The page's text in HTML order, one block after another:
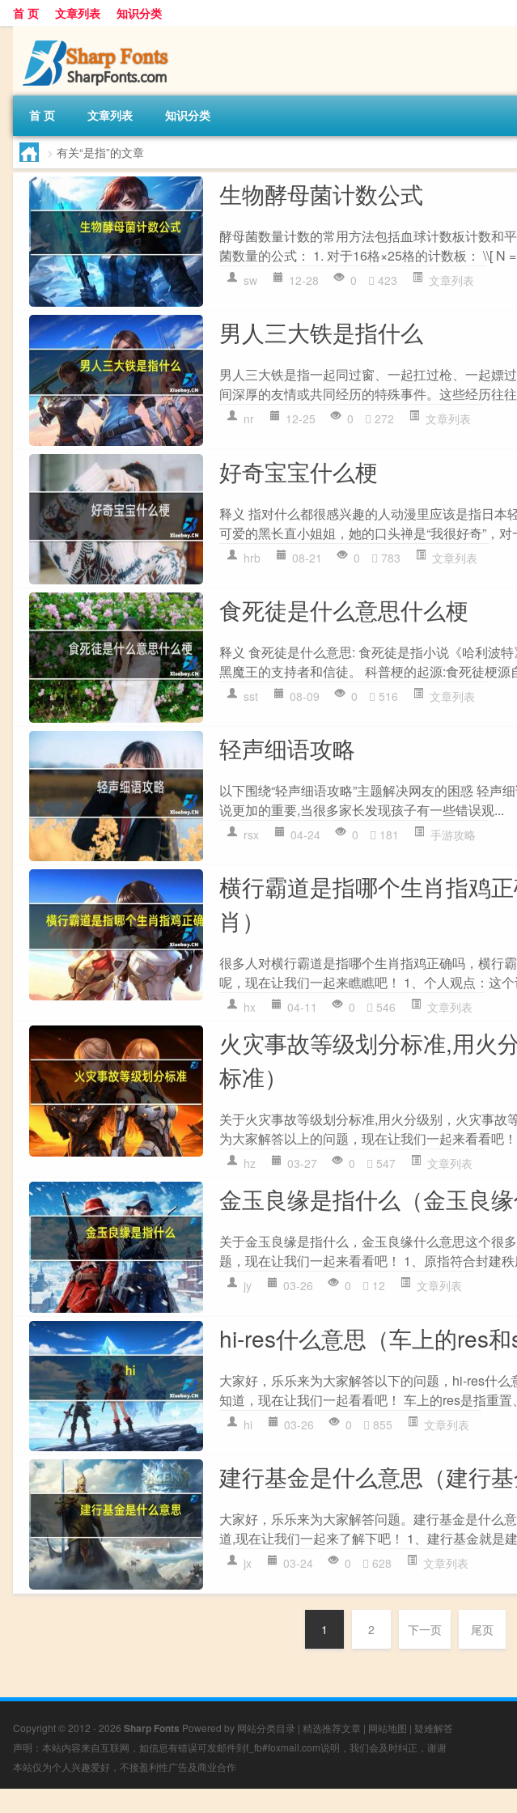
首 页 文章列表 知识分类
首 页 文章列表 知识分类
> 有关“是指”的文章
生物酵母菌计数公式
酵母菌数量计数的常用方法包括血球计数板计数和
菌数量的公式： 1. 对于16格×25格的计数板： \\[ N
sw 12-28 0 423 文章列表
男人三大铁是指什么
男人三大铁是指一起同过窗、一起扛过枪、一起嫖
间深厚的友情或共同经历的特殊事件。这些经历往
nr 12-25 0 272 文章列表
好奇宝宝什么梗
释义 指对什么都很感兴趣的人动漫里应该是指日本
可爱的黑长直小姐姐，她的口头禅是“我很好奇”，对
hrb 08-21 0 783 文章列表
食死徒是什么意思什么梗
释义 食死徒是什么意思: 食死徒是指小说《哈利波
黑魔王的支持者和信徒。 科普梗的起源:食死徒梗源
sst 08-09 0 516 文章列表
轻声细语攻略
以下围绕“轻声细语攻略”主题解决网友的困惑 轻声
说更加的重要,当很多家长发现孩子有一些错误观...
rsx 04-24 0 181 手游攻略
横行霸道是指哪个生肖指鸡
肖）
很多人对横行霸道是指哪个生肖指鸡正确吗，横行
呢，现在让我们一起来瞧瞧吧！ 1、个人观点：这
hx 04-11 0 546 文章列表
火灾事故等级划分标准,用火
标准）
关于火灾事故等级划分标准,用火分级别，火灾事
为大家解答以上的问题，现在让我们一起来看看吧
hz 03-27 0 547 文章列表
金玉良缘是指什么（金玉良缘
关于金玉良缘是指什么，金玉良缘什么意思这个很
题，现在让我们一起来看看吧！ 1、原指符合封建
jy 03-26 0 12 文章列表
hi-res什么意思（车上的res和
大家好，乐乐来为大家解答以下的问题，hi-res什
知道，现在让我们一起看看吧！ 车上的res是指重置
hi 03-26 0 855 文章列表
建行基金是什么意思（建行基
大家好，乐乐来为大家解答问题。建行基金是什么
道,现在让我们一起来了解下吧！ 1、建行基金就是
jx 03-24 0 628 文章列表
1 2 下一页 尾页
Copyright © 2012 - 2026 Sharp Fonts Powered by 网站分类目录 | 精选推荐文章 | 网站地图 | 疑难解答
声明：本站内容来自互联网，如信息有错误可发邮件到f_fb#foxmail.com说明，我们会及时纠正，谢谢
本站仅为个人兴趣爱好，不接盈利性广告及商业合作